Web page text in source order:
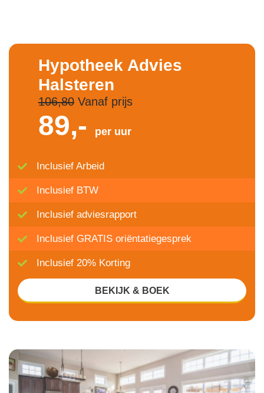
Hypotheek Advies
Halsteren
106,80Vanaf prijs
89,- per uur
Inclusief Arbeid
Inclusief BTW
Inclusief adviesrapport
Inclusief GRATIS oriëntatiegesprek
Inclusief 20% Korting
BEKIJK & BOEK